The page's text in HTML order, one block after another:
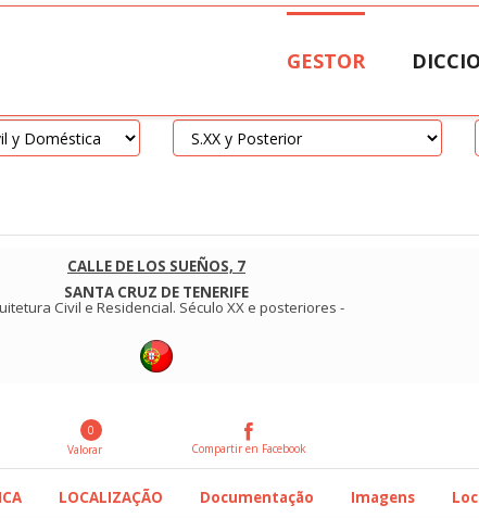
GESTOR
CALLE DE LOS SUEÑOS, 7
SANTA CRUZ DE TENERIFE
Civil e Residencial. Século XX e posteriores -
0
Valorar
Compartir en Facebook
LOCALIZAÇÃO Documentação Imagens